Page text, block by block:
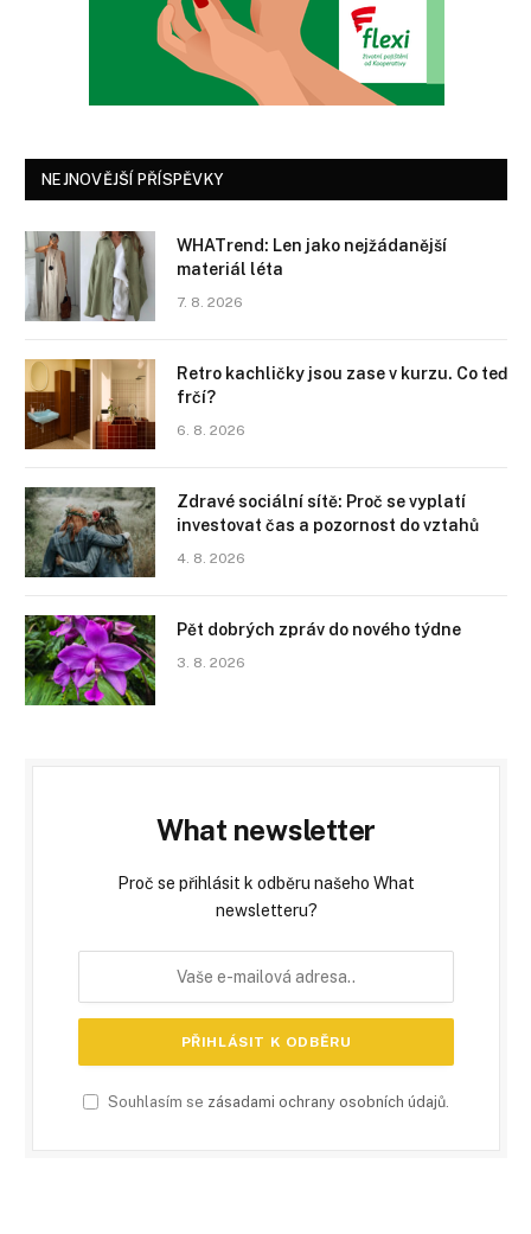
NEJNOVĚJŠÍ PŘÍSPĚVKY
WHATrend: Len jako nejžádanější
materiál léta
7. 8. 2026
Retro kachličky jsou zase v kurzu. Co teď
frčí?
6. 8. 2026
Zdravé sociální sítě: Proč se vyplatí
investovat čas a pozornost do vztahů
4. 8. 2026
Pět dobrých zpráv do nového týdne
3. 8. 2026
What newsletter
Proč se přihlásit k odběru našeho What
newsletteru?
Souhlasím se zásadami ochrany osobních údajů